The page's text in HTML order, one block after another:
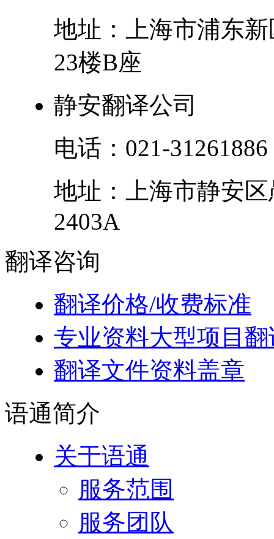
地址：
上海市浦东新
23楼B座
静安翻译公司
电话： 021-31261886
地址：
上海市静安区
2403A
翻译咨询
翻译价格/收费标准
专业资料大型项目翻
翻译文件资料盖章
语通简介
关于语通
服务范围
服务团队